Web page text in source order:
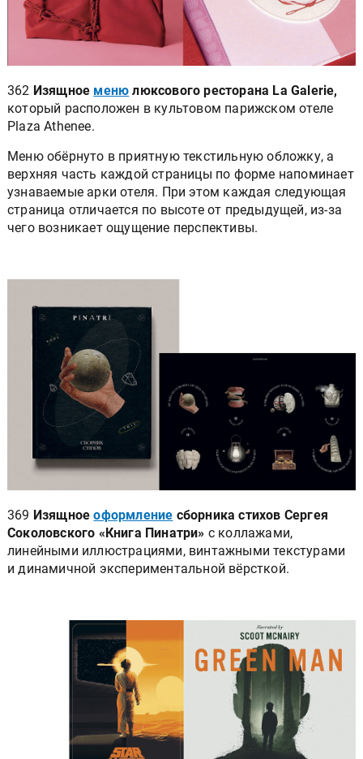
362 Изящное меню люксового ресторана La Galerie,
который расположен в культовом парижском отеле
Plaza Athеnеe.
Меню обёрнуто в приятную текстильную обложку, а
верхняя часть каждой страницы по форме напоминает
узнаваемые арки отеля. При этом каждая следующая
страница отличается по высоте от предыдущей, из-за
чего возникает ощущение перспективы.
369 Изящноеоформление сборника стихов Сергея
Соколовского «Книга Пинатри» с коллажами,
линейными иллюстрациями, винтажными текстурами
и динамичной экспериментальной вёрсткой.